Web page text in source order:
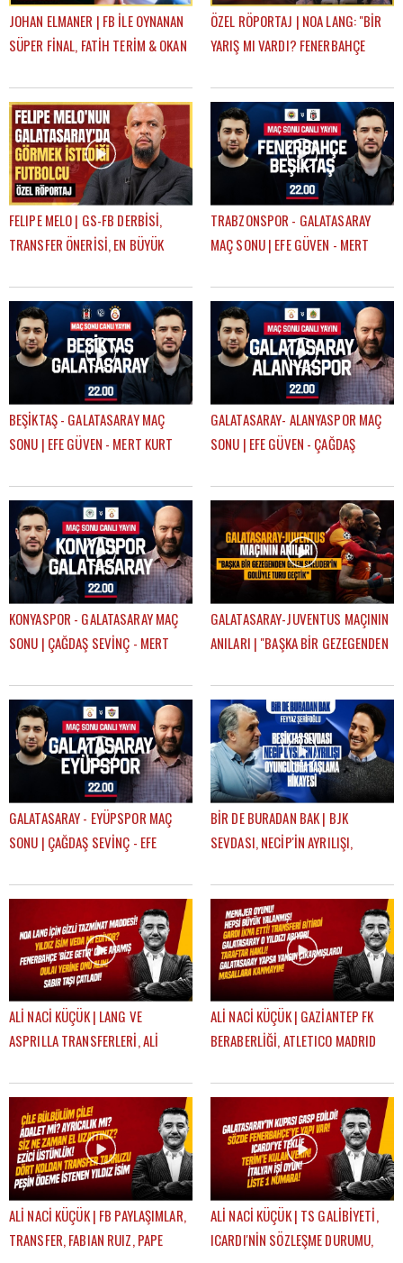
JOHAN ELMANER | FB İLE OYNANAN
SÜPER FİNAL, FATİH TERİM & OKAN
MUSLERA MI?
ÖZEL RÖPORTAJ | NOA LANG: "BİR
YARIŞ MI VARDI? FENERBAHÇE
FELIPE MELO | GS-FB DERBİSİ,
TRANSFER ÖNERİSİ, EN BÜYÜK
TRABZONSPOR - GALATASARAY
MAÇ SONU | EFE GÜVEN - MERT
BEŞİKTAŞ - GALATASARAY MAÇ
SONU | EFE GÜVEN - MERT KURT
GALATASARAY- ALANYASPOR MAÇ
SONU | EFE GÜVEN - ÇAĞDAŞ
KONYASPOR - GALATASARAY MAÇ
SONU | ÇAĞDAŞ SEVİNÇ - MERT
GALATASARAY-JUVENTUS MAÇININ
ANILARI | "BAŞKA BİR GEZEGENDEN
GEÇTİK"
GALATASARAY - EYÜPSPOR MAÇ
SONU | ÇAĞDAŞ SEVİNÇ - EFE
BİR DE BURADAN BAK | BJK
SEVDASI, NECİP'İN AYRILIŞI,
FEYYAZ ŞERİFOĞLU
ALİ NACİ KÜÇÜK | LANG VE
ASPRILLA TRANSFERLERİ, ALİ
GÜNDEM GALATASARAY
ALİ NACİ KÜÇÜK | GAZİANTEP FK
BERABERLİĞİ, ATLETICO MADRID
GALATASARAY
ALİ NACİ KÜÇÜK | FB PAYLAŞIMLAR,
TRANSFER, FABIAN RUIZ, PAPE
ALİ NACİ KÜÇÜK | TS GALİBİYETİ,
ICARDI'NİN SÖZLEŞME DURUMU,